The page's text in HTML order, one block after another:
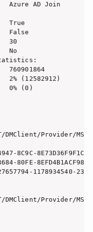
AD Join
True
False
30
No
760901864
(12582912)
0% (0)
DMClient/Provider/
8C9C-8E73D36F9F1C}
80FE-8EFD4B1ACF98}
1178934540-
DMClient/Provider/